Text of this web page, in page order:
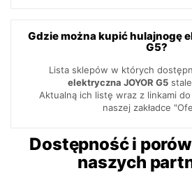
Gdzie można kupić hulajnogę
G5?
Lista sklepów w których
elektryczna JOYOR G5stale
Aktualną ich listę wraz z linkami
naszej zakładce
Dostępność i
naszych